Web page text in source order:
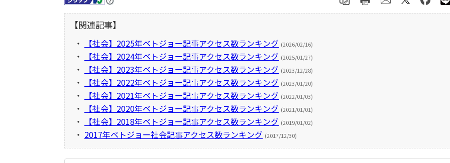
【関連記事】
・ 【社会】2025年ベトジョー記事アクセス数ランキング (2026/02/16)
・ 【社会】2024年ベトジョー記事アクセス数ランキング (2025/01/27)
・ 【社会】2023年ベトジョー記事アクセス数ランキング (2023/12/28)
・ 【社会】2022年ベトジョー記事アクセス数ランキング (2023/01/20)
・ 【社会】2021年ベトジョー記事アクセス数ランキング (2022/01/03)
・ 【社会】2020年ベトジョー記事アクセス数ランキング (2021/01/01)
・ 【社会】2018年ベトジョー記事アクセス数ランキング (2019/01/02)
・ 2017年ベトジョー社会記事アクセス数ランキング (2017/12/30)